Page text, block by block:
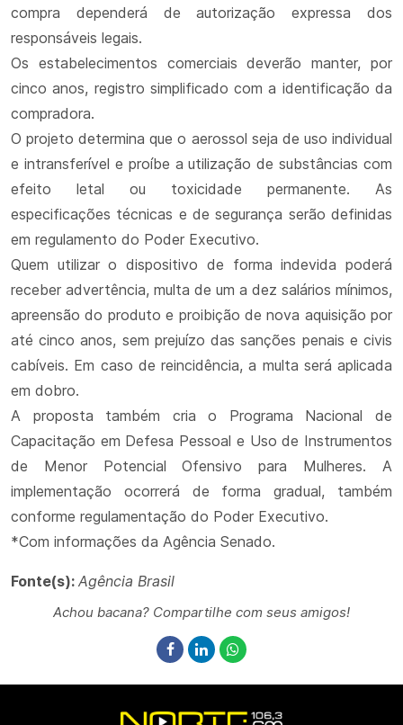
compra dependerá de autorização expressa dos
responsáveis legais.
Os estabelecimentos comerciais deverão manter, por
cinco anos, registro simplificado com a identificação da
compradora.
O projeto determina que o aerossol seja de uso individual
e intransferível e proíbe a utilização de substâncias com
efeito letal ou toxicidade permanente. As
especificações técnicas e de segurança serão definidas
em regulamento do Poder Executivo.
Quem utilizar o dispositivo de forma indevida poderá
receber advertência, multa de um a dez salários mínimos,
apreensão do produto e proibição de nova aquisição por
até cinco anos, sem prejuízo das sanções penais e civis
cabíveis. Em caso de reincidência, a multa será aplicada
em dobro.
A proposta também cria o Programa Nacional de
Capacitação em Defesa Pessoal e Uso de Instrumentos
de Menor Potencial Ofensivo para Mulheres. A
implementação ocorrerá de forma gradual, também
conforme regulamentação do Poder Executivo.
*Com informações da Agência Senado.
Fonte(s): Agência Brasil
Achou bacana? Compartilhe com seus amigos!